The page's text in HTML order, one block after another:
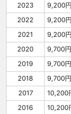
2023
9,200円
2022
9,200円
2021
9,200
2020
9,700円
2019
9,700円
2018
9,700
2017
10,200
2016
10,200